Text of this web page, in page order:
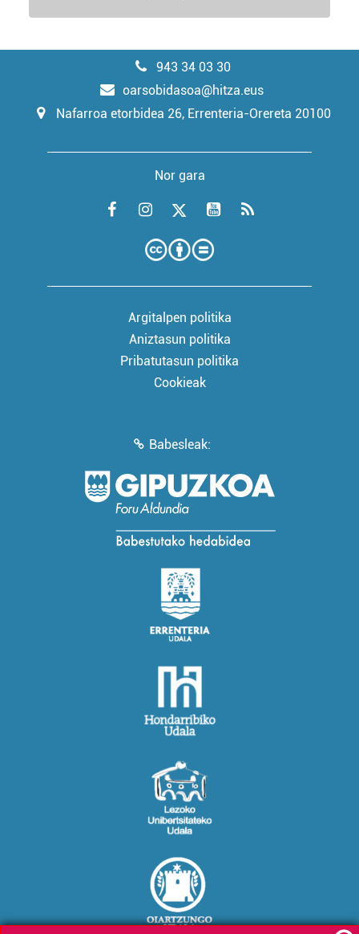
943 34 03 30
oarsobidasoa@hitza.eus
Nafarroa etorbidea 26, Errenteria-Orereta 20100
Nor gara
Argitalpen politika
Aniztasun politika
Pribatutasun politika
Cookieak
Babesleak: